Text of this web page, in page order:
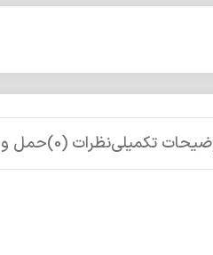
تکمیلینظرات (0) حمل و